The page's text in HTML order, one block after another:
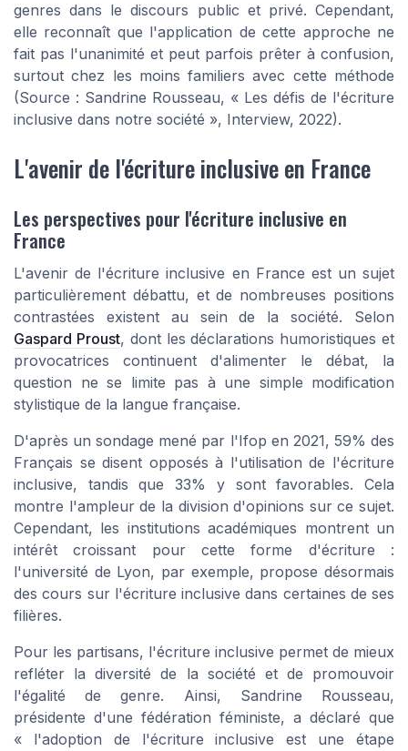
genres dans le discours public et privé. Cependant,
elle reconnaît que l'application de cette approche ne
fait pas l'unanimité et peut parfois prêter à confusion,
surtout chez les moins familiers avec cette méthode
(Source : Sandrine Rousseau, « Les défis de l'écriture
inclusive dans notre société », Interview, 2022).
L'avenir de l'écriture inclusive en France
Les perspectives pour l'écriture inclusive en
France
L'avenir de l'écriture inclusive en France est un sujet
particulièrement débattu, et de nombreuses positions
contrastées existent au sein de la société. Selon
Gaspard Proust, dont les déclarations humoristiques et
provocatrices continuent d'alimenter le débat, la
question ne se limite pas à une simple modification
stylistique de la langue française.
D'après un sondage mené par l'Ifop en 2021, 59% des
Français se disent opposés à l'utilisation de l'écriture
inclusive, tandis que 33% y sont favorables. Cela
montre l'ampleur de la division d'opinions sur ce sujet.
Cependant, les institutions académiques montrent un
intérêt croissant pour cette forme d'écriture :
l'université de Lyon, par exemple, propose désormais
des cours sur l'écriture inclusive dans certaines de ses
filières.
Pour les partisans, l'écriture inclusive permet de mieux
refléter la diversité de la société et de promouvoir
l'égalité de genre. Ainsi, Sandrine Rousseau,
présidente d'une fédération féministe, a déclaré que
« l'adoption de l'écriture inclusive est une étape